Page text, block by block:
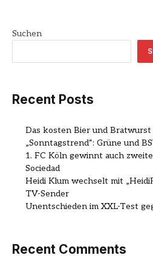
Suchen
Recent Posts
Das kosten Bier und
„Sonntagstrend“: Grüne und
1. FC Köln gewinnt auch
Sociedad
Heidi Klum wechselt mit
TV-Sender
Unentschieden im XXL-Test
Recent Comments